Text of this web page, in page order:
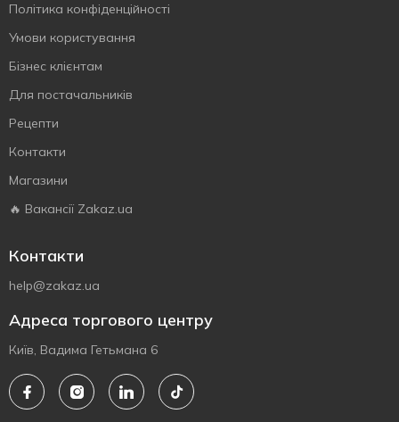
Політика конфіденційності
Умови користування
Бізнес клієнтам
Для постачальників
Рецепти
Контакти
Магазини
🔥 Вакансії Zakaz.ua
Контакти
help@zakaz.ua
Адреса торгового центру
Київ, Вадима Гетьмана 6